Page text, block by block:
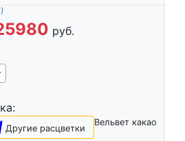
руб.
Вельвет какао
Другие расцветки